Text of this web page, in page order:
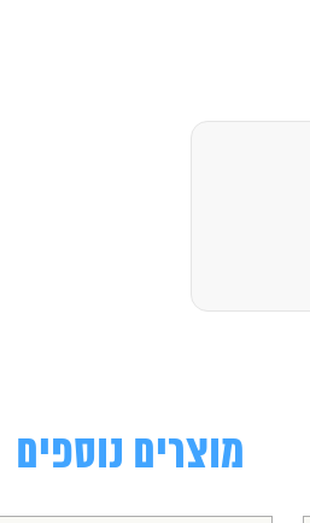
מוצרים נוספים